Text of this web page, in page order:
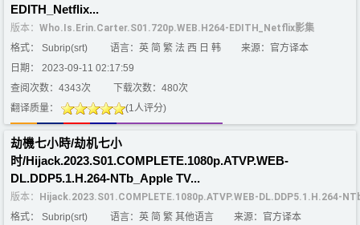
EDITH_Netflix...
版本： Who.Is.Erin.Carter.S01.720p.WEB.H264-EDITH_Netflix影集
格式： Subrip(srt)
语言：英 简 繁 法 西 日 韩
来源：官方译本
日期： 2023-09-11 02:17:59
查阅次数：4343次
下载次数：480次
翻译质量：
(1人评分)
劫機七小時/劫机七小
时/Hijack.2023.S01.COMPLETE.1080p.ATVP.WEB-
DL.DDP5.1.H.264-NTb_Apple TV...
版本：
Hijack.2023.S01.COMPLETE.1080p.ATVP.WEB-DL.DDP5.1.H.264-
格式： Subrip(srt)
语言：英 简 繁 其他语言
来源：官方译本